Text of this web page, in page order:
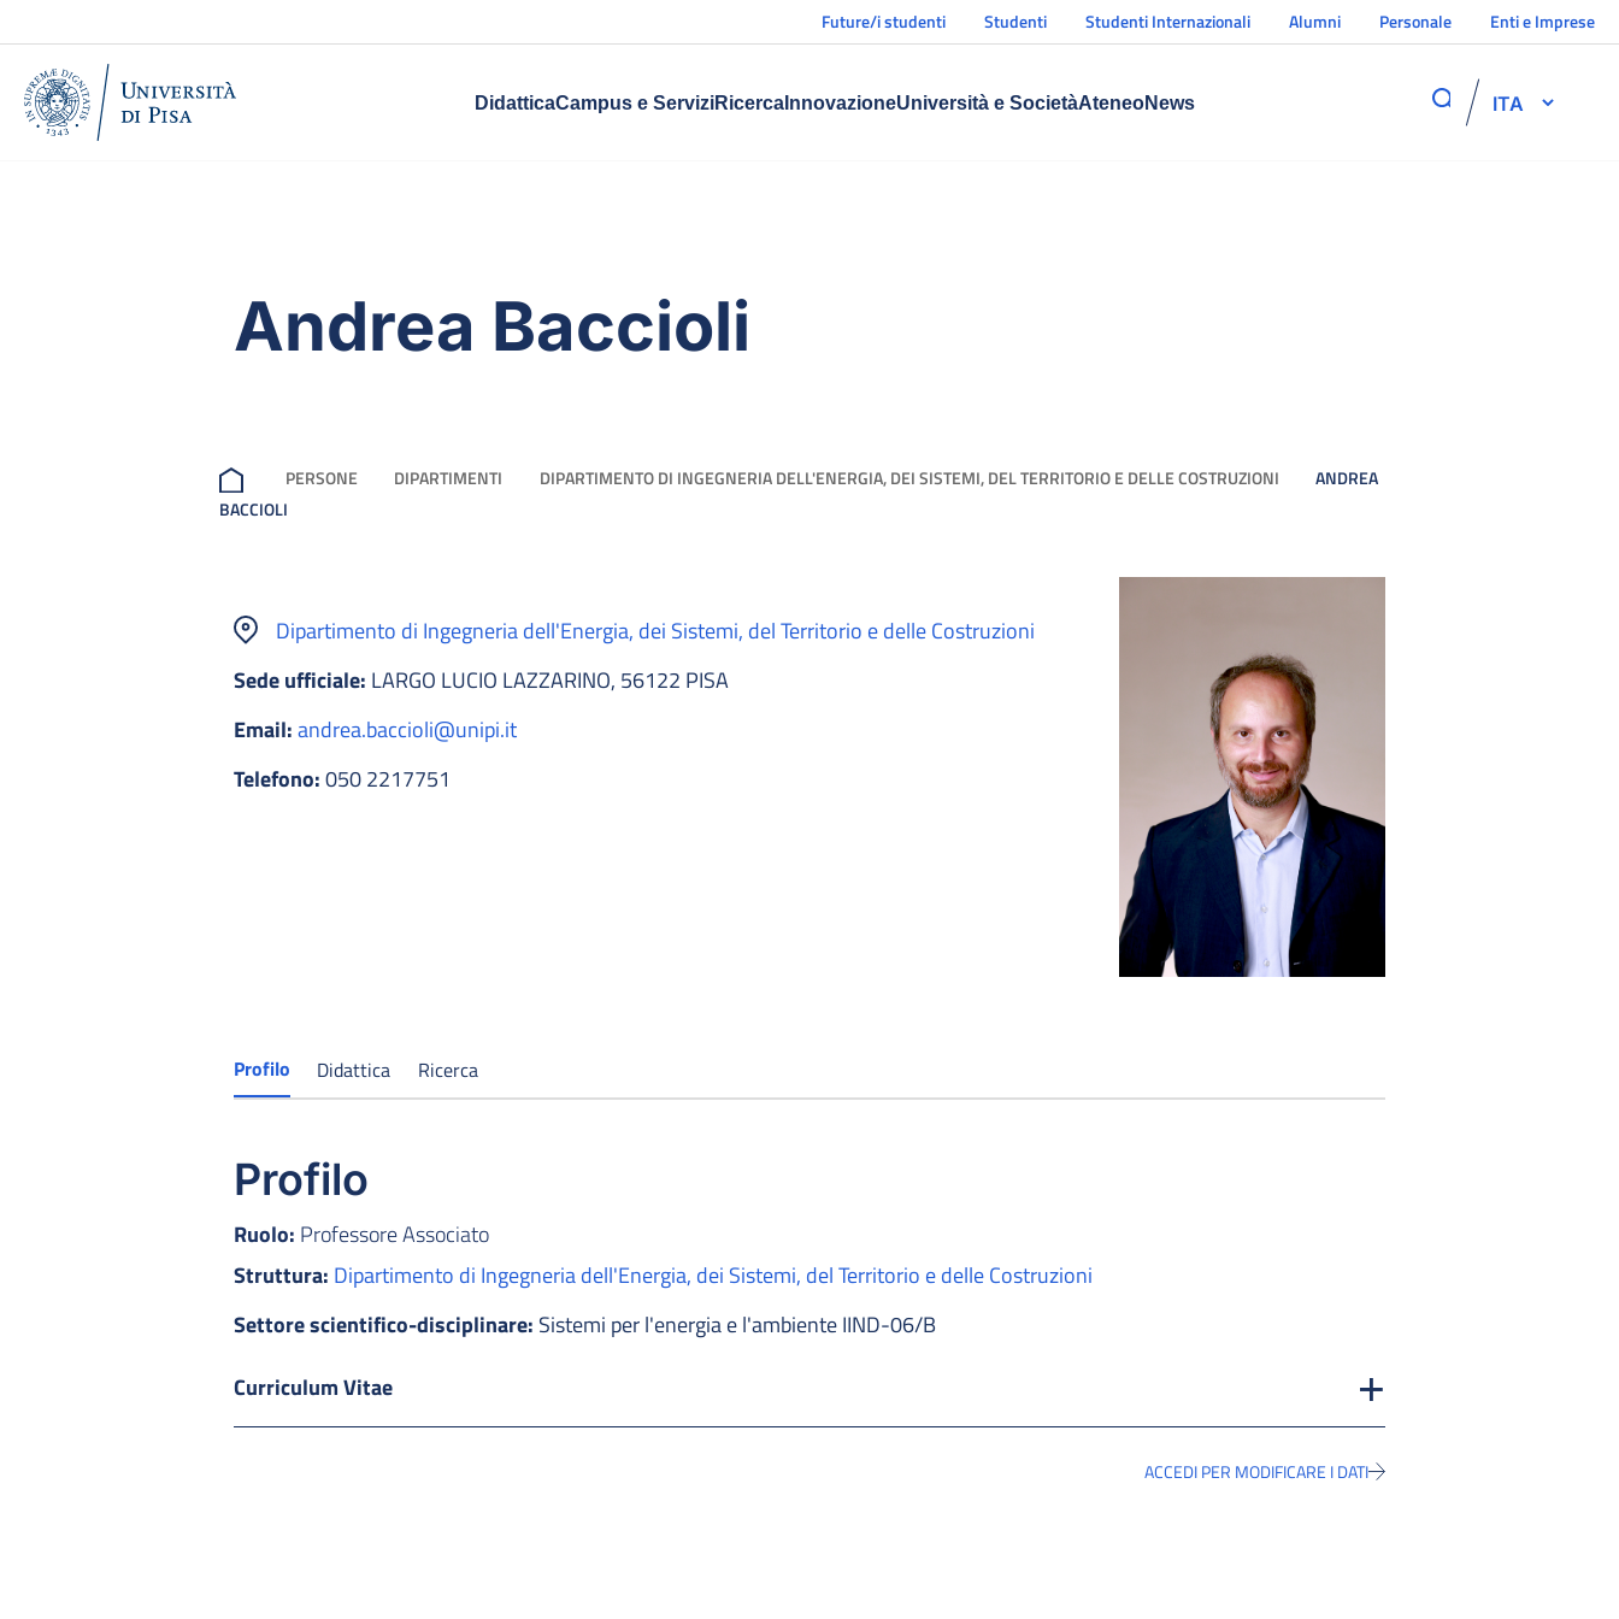
Future/i studenti Studenti Studenti Internazionali Alumni Personale Enti e Imprese
DidatticaCampus e ServiziRicercaInnovazioneUniversità e SocietàAteneoNews ITA
Andrea Baccioli
PERSONE DIPARTIMENTI DIPARTIMENTO DI INGEGNERIA DELL'ENERGIA, DEI SISTEMI, DEL TERRITORIO E DELLE COSTRUZIONI
ANDREA
BACCIOLI
Dipartimento di Ingegneria dell'Energia, dei Sistemi, del Territorio e delle Costruzioni
Sede ufficiale: LARGO LUCIO LAZZARINO, 56122 PISA
Email:andrea.baccioli@unipi.it
Telefono:050 2217751
Profilo Didattica Ricerca
Profilo
Ruolo: Professore Associato
Struttura: Dipartimento di Ingegneria dell'Energia, dei Sistemi, del Territorio e delle Costruzioni
Settore scientifico-disciplinare: Sistemi per l'energia e l'ambiente IIND-06/B
Curriculum Vitae
ACCEDI PER MODIFICARE I DATI